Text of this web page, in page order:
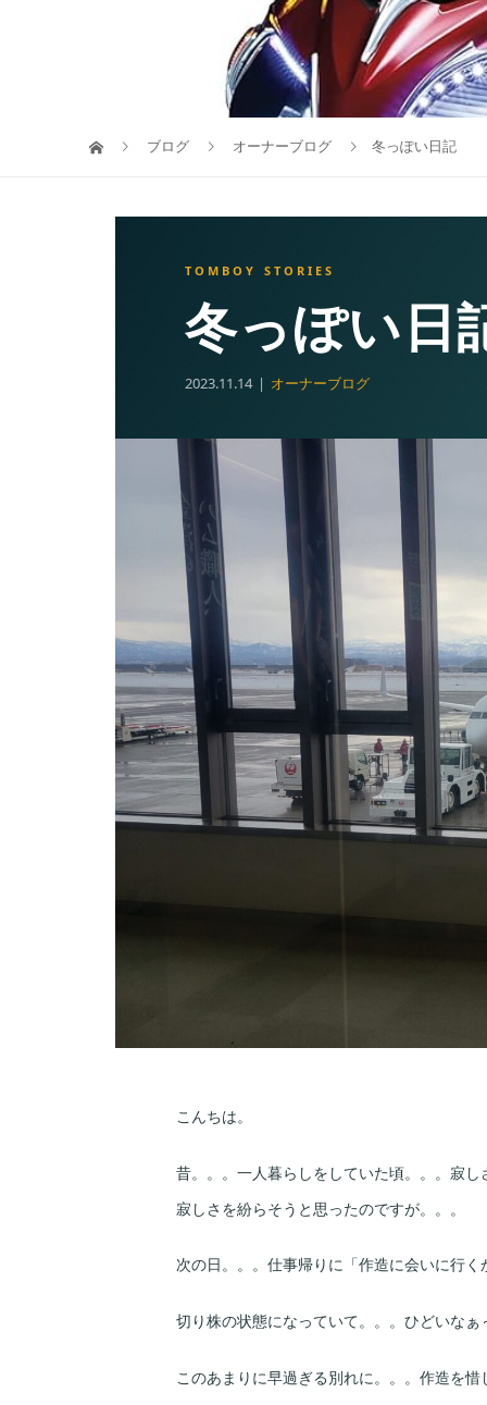
ブログ オーナーブログ 冬っぽい日記
冬っぽい日
2023.11.14 オーナーブログ
こんちは。
昔。。。一人暮らしをしていた頃。。。寂
寂しさを紛らそうと思ったのですが。。。
次の日。。。仕事帰りに「作造に会いに行
切り株の状態になっていて。。。ひどいなぁ
このあまりに早過ぎる別れに。。。作造を